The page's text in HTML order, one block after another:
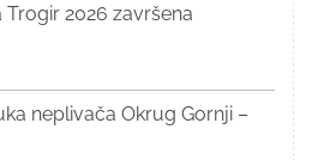
2026 završena
neplivača Okrug Gornji –